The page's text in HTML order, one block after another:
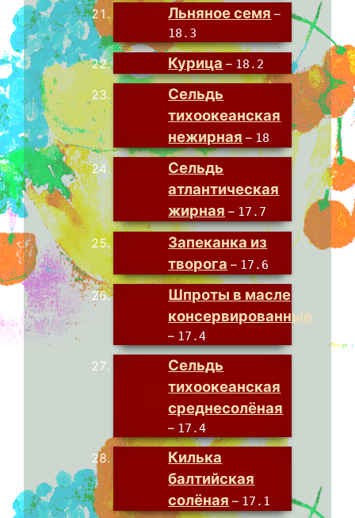
Льняное семя –
18.3
Курица – 18.2
Сельдь
тихоокеанская
нежирная – 18
Сельдь
атлантическая
жирная – 17.7
Запеканка из
творога – 17.6
Шпроты в масле
консервированные
– 17.4
Сельдь
тихоокеанская
среднесолёная
– 17.4
Килька
балтийская
солёная – 17.1